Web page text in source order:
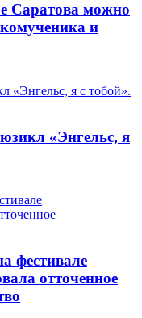
Саратова можно
и
«Энгельс, я
фестивале
отточенное